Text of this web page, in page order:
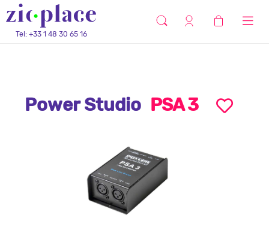
Tel: +33 1 48 30 65 16
Power Studio PSA 3